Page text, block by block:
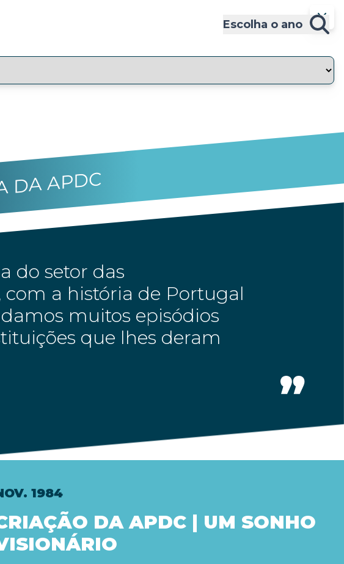
Escolha o ano
APDC
do setor das
a história de Portugal
muitos episódios
que lhes deram
1984
DA APDC | UM SONHO